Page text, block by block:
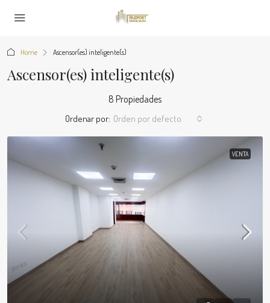
Home Ascensor(es) inteligente(s)
Ascensor(es) inteligente(s)
8 Propiedades
Ordenar por: Orden por defecto
VENTA